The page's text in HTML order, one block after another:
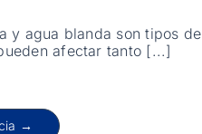
y agua blanda son tipos de
afectar tanto [...]
→